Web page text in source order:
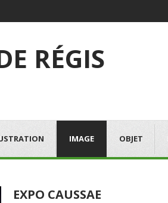
RÉGIS
IMAGE OBJET
EXPO CAUSSAE